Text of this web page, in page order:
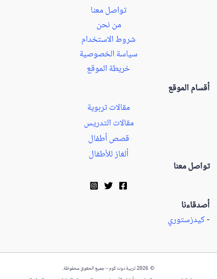
تواصل معنا
من نحن
شروط الاستخدام
سياسة الخصوصية
خريطة الموقع
أقسام الموقع
مقالات تربوية
مقالات التدريس
قصص أطفال
ألغاز للأطفال
تواصل معنا
أصدقاءنا
-كيدزستوري
© 2026 تربية دوت كوم – جميع الحقوق محفوظة.